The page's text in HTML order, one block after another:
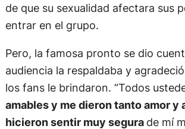
de que su sexualidad afectara sus
entrar en el grupo.
Pero, la famosa pronto se dio
audiencia la respaldaba y
los fans le brindaron. “Todos
amables y me dieron tanto amor y
hicieron sentir muy segura de mí